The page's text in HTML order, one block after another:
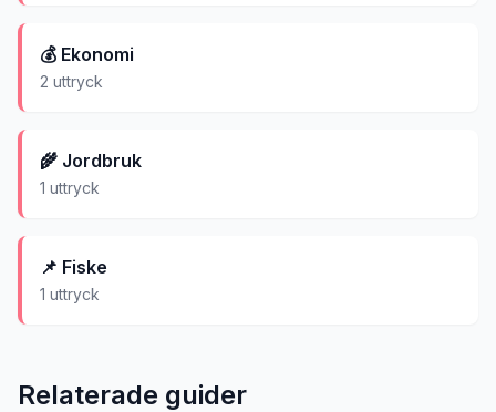
💰 Ekonomi
2 uttryck
🌾 Jordbruk
1 uttryck
📌 Fiske
1 uttryck
Relaterade guider